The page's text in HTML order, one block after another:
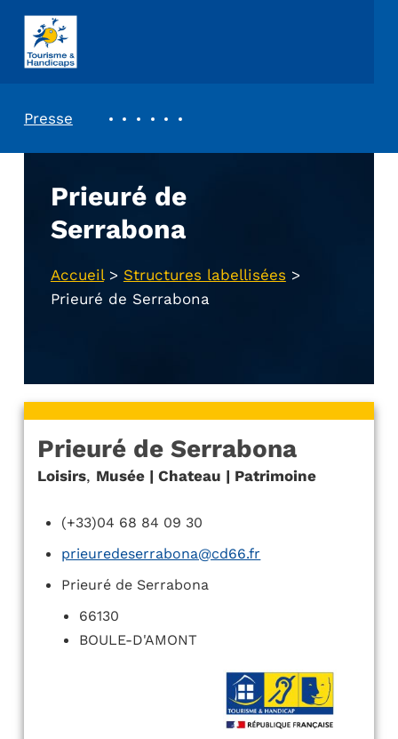
ASSOCIATION TOURISME ET HANDICAPS
Presse
Prieuré de
Serrabona
Accueil> Structures labellisées >
Prieuré de Serrabona
Prieuré de Serrabona
Loisirs, Musée | Chateau | Patrimoine
(+33)04 68 84 09 30
prieuredeserrabona@cd66.fr
Prieuré de Serrabona
66130
BOULE-D'AMONT